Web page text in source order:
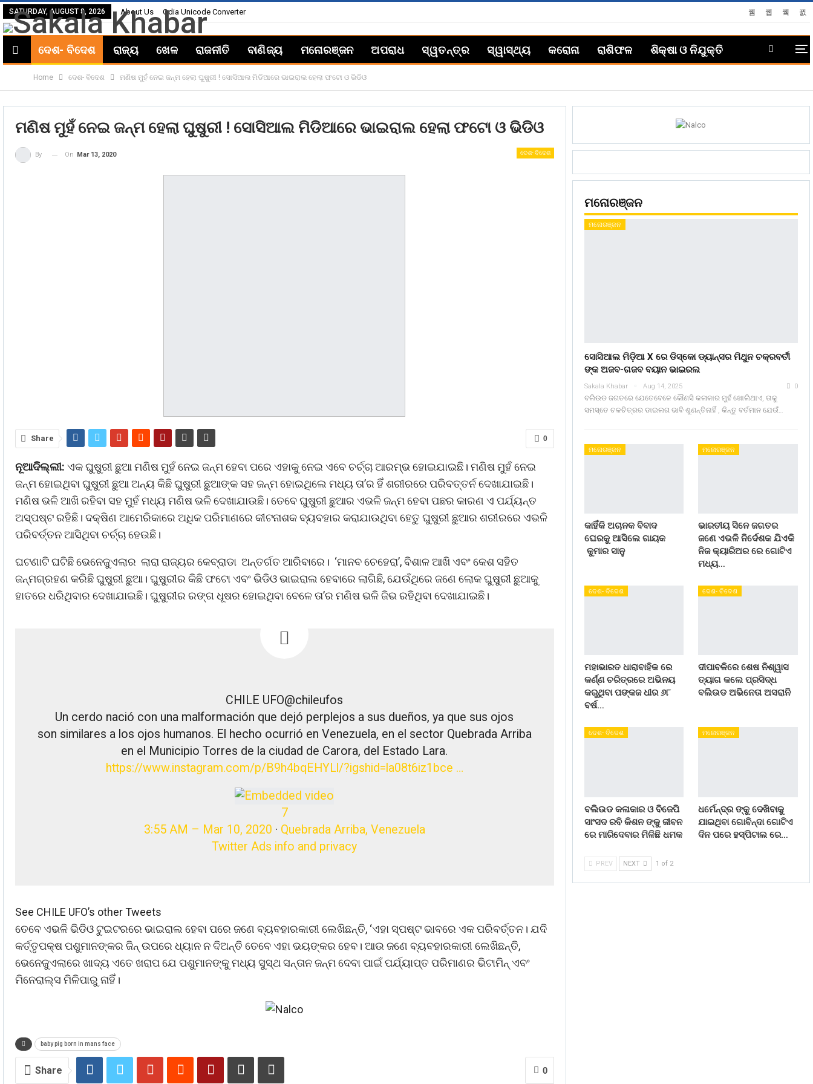
SATURDAY, AUGUST 8, 2026 About Us Odia Unicode Converter
ଦେଶ- ବିଦେଶ ରାଜ୍ୟ ଖେଳ ରାଜନୀତି ବାଣିଜ୍ୟ ମନୋରଞ୍ଜନ ଅପରାଧ ସ୍ୱତନ୍ତ୍ର ସ୍ୱାସ୍ଥ୍ୟ କରୋନା ରାଶିଫଳ ଶିକ୍ଷା ଓ ନିଯୁକ୍ତି
Home ଦେଶ- ବିଦେଶ ମଣିଷ ମୁହଁ ନେଇ ଜନ୍ମ ହେଲା ଘୁଷୁରୀ ! ସୋସିଆଲ ମିଡିଆରେ ଭାଇରାଲ ହେଲା ଫଟୋ ଓ ଭିଡିଓ
ମଣିଷ ମୁହଁ ନେଇ ଜନ୍ମ ହେଲା ଘୁଷୁରୀ ! ସୋସିଆଲ ମିଡିଆରେ ଭାଇରାଲ ହେଲା ଫଟୋ ଓ ଭିଡିଓ
ଦେଶ- ବିଦେଶ
By On Mar 13, 2020
0
Share
ନୂଆଦିିଲ୍ଲୀ: ଏକ ଘୁଷୁରୀ ଛୁଆ ମଣିଷ ମୁହଁ ନେଇ ଜନ୍ମ ହେବା ପରେ ଏହାକୁ ନେଇ ଏବେ ଚର୍ଚ୍ଚା ଆରମ୍ଭ ହୋଇଯାଇଛି। ମଣିଷ ମୁହଁ ନେଇ
ଜନ୍ମ ହୋଇଥିବା ଘୁଷୁରୀ ଛୁଆ ଅନ୍ୟ କିଛି ଘୁଷୁରୀ ଛୁଆଙ୍କ ସହ ଜନ୍ମ ହୋଇଥିଲେ ମଧ୍ୟ ତା’ର ହିଁ ଶରୀରରେ ପରିବତ୍ତର୍ନ ଦେଖାଯାଇଛି।
ମଣିଷ ଭଳି ଆଖି ରହିବା ସହ ମୁହଁ ମଧ୍ୟ ମଣିଷ ଭଳି ଦେଖାଯାଉଛି। ତେବେ ଘୁଷୁରୀ ଛୁଆର ଏଭଳି ଜନ୍ମ ହେବା ପଛର କାରଣ ଏ ପର୍ଯ୍ୟନ୍ତ
ଅସ୍ପଷ୍ଟ ରହିଛି। ଦକ୍ଷିଣ ଆମେରିକାରେ ଅଧିକ ପରିମାଣରେ କୀଟନାଶକ ବ୍ୟବହାର କରାଯାଉଥିବା ହେତୁ ଘୁଷୁରୀ ଛୁଆର ଶରୀରରେ ଏଭଳି
ପରିବର୍ତ୍ତନ ‌ଆସିଥିବା ଚର୍ଚ୍ଚା ହେଉଛି।
ଘଟଣାଟି ଘଟିଛି ଭେନେଜୁଏଲାର ଲାରା ରାଜ୍ୟର କେବ୍ରାଡା ଅନ୍ତର୍ଗତ ଆରିବାରେ। ‘ମାନବ ଚେହେରା’, ବିଶାଳ ଆଖି ଏବଂ କେଶ ସହିତ
ଜନ୍ମଗ୍ରହଣ କରିଛି ଘୁଷୁରୀ ଛୁଆ। ଘୁଷୁରୀର କିଛି ଫଟୋ ଏବଂ ଭିଡିଓ ଭାଇରାଲ ହେବାରେ ଲାଗିଛି, ଯେଉଁଥିରେ ଜଣେ ଲୋକ ଘୁଷୁରୀ ଛୁଆକୁ
ହାତରେ ଧରିଥିବାର ଦେଖାଯାଇଛି। ଘୁଷୁରୀର ରଙ୍ଗ ଧୂଷର ହୋଇଥିବା ବେଳେ ତା’ର ମଣିଷ ଭଳି ଜିଭ ରହିଥିବା ଦେଖାଯାଇଛି।
CHILE UFO@chileufos
Un cerdo nació con una malformación que dejó perplejos a sus dueños, ya que sus ojos
son similares a los ojos humanos. El hecho ocurrió en Venezuela, en el sector Quebrada Arriba
en el Municipio Torres de la ciudad de Carora, del Estado Lara.
https://www.instagram.com/p/B9h4bqEHYLl/?igshid=la08t6iz1bce …
7
3:55 AM – Mar 10, 2020 · Quebrada Arriba, Venezuela
Twitter Ads info and privacy
See CHILE UFO’s other Tweets
ତେବେ ଏଭଳି ଭିଡିଓ ଟୁଇଟରରେ ଭାଇରାଲ ହେବା ପରେ ଜଣେ ବ୍ୟବହାରକାରୀ ଲେଖିଛନ୍ତି, ‘ଏହା ସ୍ପଷ୍ଟ ଭାବରେ ଏକ ପରିବର୍ତ୍ତନ। ଯଦି
କର୍ତ୍ତୃପକ୍ଷ ପଶୁମାନଙ୍କର ଜିନ୍ ଉପରେ ଧ୍ୟାନ ନ ଦିଅନ୍ତି ତେବେ ଏହା ଭୟଙ୍କର ହେବ। ଆଉ ଜଣେ ବ୍ୟବହାରକାରୀ ଲେଖିଛନ୍ତି,
ଭେନେଜୁଏଲାରେ ଖାଦ୍ୟ ଏତେ ଖରାପ ଯେ ପଶୁମାନଙ୍କୁ ମଧ୍ୟ ସୁସ୍ଥ ସନ୍ତାନ ଜନ୍ମ ଦେବା ପାଇଁ ପର୍ଯ୍ୟାପ୍ତ ପରିମାଣର ଭିଟାମିନ୍ ଏବଂ
ମିନେରାଲ୍ସ ମିଳିପାରୁ ନାହିଁ।
baby pig born in mans face
0
Share
ମନୋରଞ୍ଜନ
ମନୋରଞ୍ଜନ
ସୋସିଆଲ ମିଡ଼ିଆ X ରେ ଡିସ୍କୋ ଡ୍ୟାନ୍ସର ମିଥୁନ ଚକ୍ରବର୍ତୀ
ଙ୍କ ଅଜବ-ଗଜବ ବୟାନ ଭାଇରଲ
Sakala Khabar Aug 14, 2025 0
ବଲିଉଡ ଜଗତରେ ଯେତେବେଳେ କୌଣସି କଳାକାର ମୁହଁ ଖୋଲିଥାଏ, ତାକୁ
ସମସ୍ତେ ଚଳଚିତ୍ରର ଡାଇଲଗ ଭାବି ଶୁଣନ୍ତିନାହିଁ , କିନ୍ତୁ ବର୍ତମାନ ଯେଉଁ…
ମନୋରଞ୍ଜନ
କାହିଁକି ଅଚାନକ ବିବାଦ
ଘେରକୁ ଆସିଲେ ଗାୟକ
କୁମାର ସାନୁ
ମନୋରଞ୍ଜନ
ଭାରତୀୟ ସିନେ ଜଗତର
ଜଣେ ଏଭଳି ନିର୍ଦେଶକ ଯିଏକି
ନିଜ କ୍ୟାରିଅର ରେ ଗୋଟିଏ
ମଧ୍ୟ…
ଦେଶ- ବିଦେଶ
ମହାଭାରତ ଧାରାବାହିକ ରେ
କର୍ଣ୍ଣ ଚରିତ୍ରରେ ଅଭିନୟ
କରୁଥିବା ପଙ୍କଜ ଧୀର ୬୮
ବର୍ଷ…
ଦେଶ- ବିଦେଶ
ଦୀପାବଳିରେ ଶେଷ ନିଶ୍ୱାସ
ତ୍ୟାଗ କଲେ ପ୍ରସିଦ୍ଧ
ବଲିଉଡ ଅଭିନେତା ଅସରାନି
ଦେଶ- ବିଦେଶ
ବଲିଉଡ କଳାକାର ଓ ବିଜେପି
ସାଂସଦ ରବି କିଶନ ଙ୍କୁ ଜୀବନ
ରେ ମାରିଦେବାର ମିଳିଛି ଧମକ
ମନୋରଞ୍ଜନ
ଧର୍ମେନ୍ଦ୍ର ଙ୍କୁ ଦେଖିବାକୁ
ଯାଇଥିବା ଗୋବିନ୍ଦା ଗୋଟିଏ
ଦିନ ପରେ ହସ୍ପିଟାଲ ରେ…
PREV NEXT 1 of 2